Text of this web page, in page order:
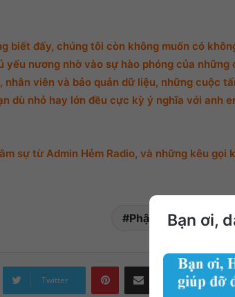
biết đấy, chúng tôi còn không muốn có
yếu nương nhờ vào sự hào phóng của
nhân viên và bảo quản dữ liệu, những cuộc
dù nhỏ hay lớn đều cực kỳ ý nghĩa với anh
sự từ Admin Hẻm Radio, và những kêu
Phật Giáo
Twitter
Bạn ơi,